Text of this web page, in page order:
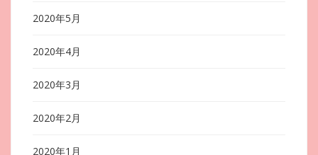
2020年5月
2020年4月
2020年3月
2020年2月
2020年1月